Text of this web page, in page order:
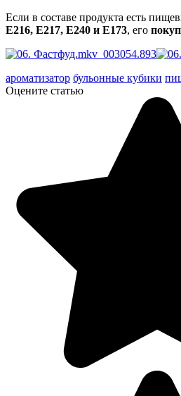
Если в составе продукта есть
Е216, Е217, Е240 и Е173, его
ароматизатор бульонные кубики
Оцените статью